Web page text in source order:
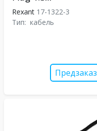
Rexant 17-1322-3
Тип: кабель
Предзаказ